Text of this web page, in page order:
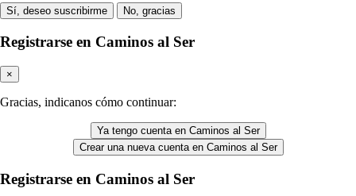
Sí, deseo suscribirme No, gracias
Registrarse en Caminos al Ser
×
Gracias, indicanos cómo continuar:
Ya tengo cuenta en Caminos al Ser
Crear una nueva cuenta en Caminos al Ser
Registrarse en Caminos al Ser